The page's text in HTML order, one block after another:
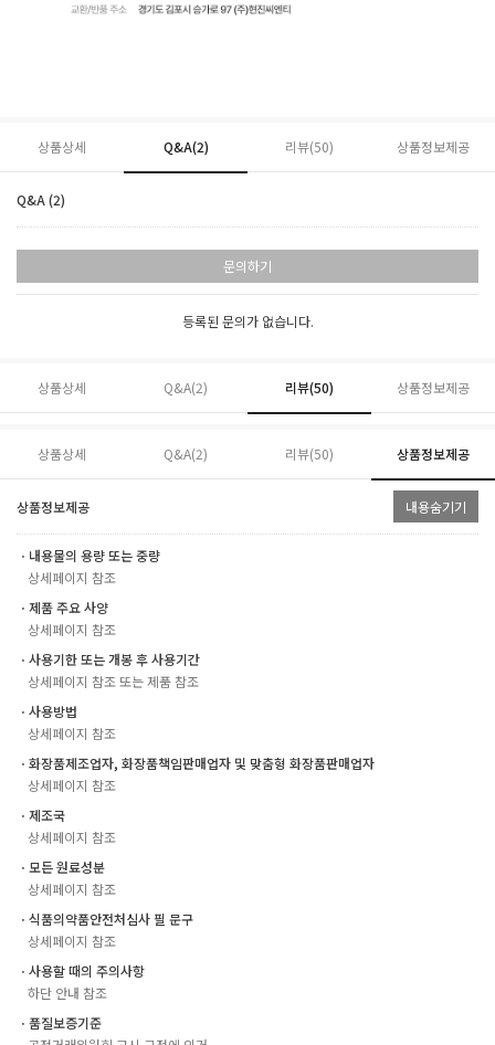
상품상세 Q&A(2) 리뷰(50) 상품정보제공
Q&A (2)
문의하기
등록된 문의가 없습니다.
상품상세 Q&A(2) 리뷰(50) 상품정보제공
상품상세 Q&A(2) 리뷰(50) 상품정보제공
상품정보제공 내용숨기기
ㆍ내용물의 용량 또는 중량
상세페이지 참조
ㆍ제품 주요 사양
상세페이지 참조
ㆍ사용기한 또는 개봉 후 사용기간
상세페이지 참조 또는 제품 참조
ㆍ사용방법
상세페이지 참조
ㆍ화장품제조업자, 화장품책임판매업자 및 맞춤형 화장품판매업자
상세페이지 참조
ㆍ제조국
상세페이지 참조
ㆍ모든 원료성분
상세페이지 참조
ㆍ식품의약품안전처심사 필 문구
상세페이지 참조
ㆍ사용할 때의 주의사항
하단 안내 참조
ㆍ품질보증기준